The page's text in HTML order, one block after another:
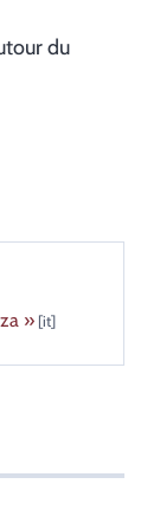
du
»